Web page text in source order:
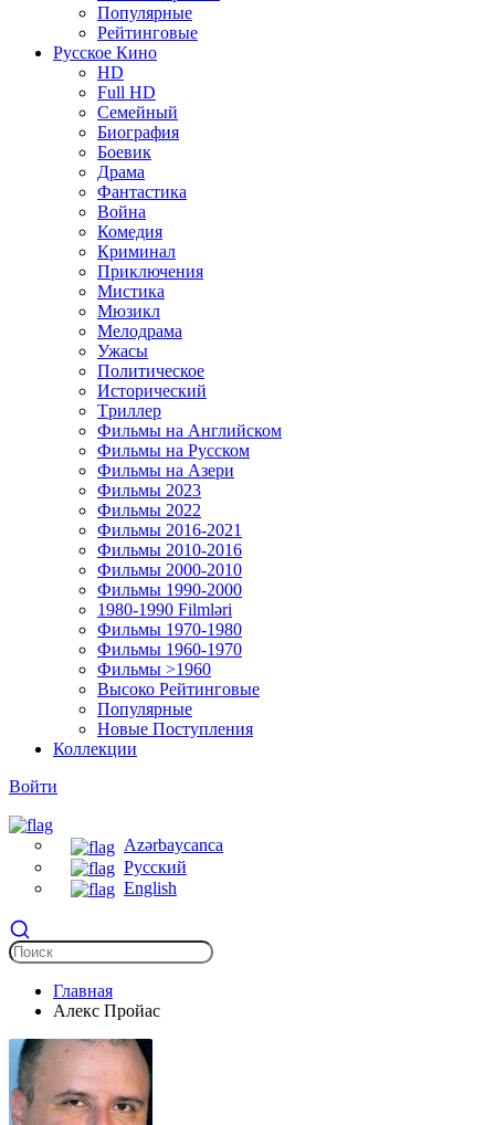
Популярные
Рейтинговые
Русское Кино
HD
Full HD
Семейный
Биография
Боевик
Драма
Фантастика
Война
Комедия
Криминал
Приключения
Мистика
Мюзикл
Мелодрама
Ужасы
Политическое
Исторический
Tриллер
Фильмы на Английском
Фильмы на Русском
Фильмы на Азери
Фильмы 2023
Фильмы 2022
Фильмы 2016-2021
Фильмы 2010-2016
Фильмы 2000-2010
Фильмы 1990-2000
1980-1990 Filmləri
Фильмы 1970-1980
Фильмы 1960-1970
Фильмы >1960
Высоко Рейтинговые
Популярные
Новые Поступления
Коллекции
Войти
Azərbaycanca
Русский
English
Главная
Алекс Пройас